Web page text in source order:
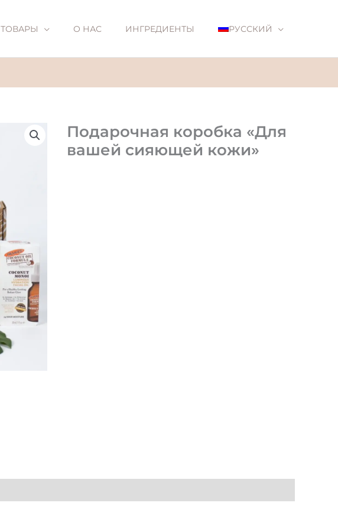
ТОВАРЫ О НАС ИНГРЕДИЕНТЫ РУССКИЙ
Подарочная коробка «Для
вашей сияющей кожи»